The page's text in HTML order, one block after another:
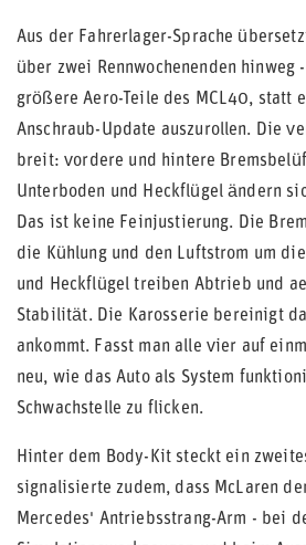
Aus der Fahrerlager-Sprache
über zwei Rennwochenenden hinweg
größere Aero-Teile des MCL40, statt
Anschraub-Update auszurollen. Die
breit: vordere und hintere
Unterboden und Heckflügel ändern
Das ist keine Feinjustierung. Die
die Kühlung und den Luftstrom um
und Heckflügel treiben Abtrieb und
Stabilität. Die Karosserie bereinigt
ankommt. Fasst man alle vier auf
neu, wie das Auto als System
Schwachstelle zu flicken.
Hinter dem Body-Kit steckt ein
signalisierte zudem, dass McLaren
Mercedes' Antriebsstrang-Arm - bei